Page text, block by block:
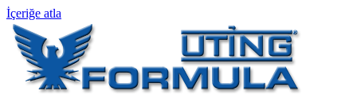
İçeriğe atla